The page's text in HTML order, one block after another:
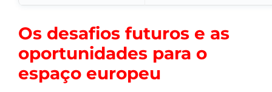
Os desafios futuros e as
oportunidades para o
espaço europeu